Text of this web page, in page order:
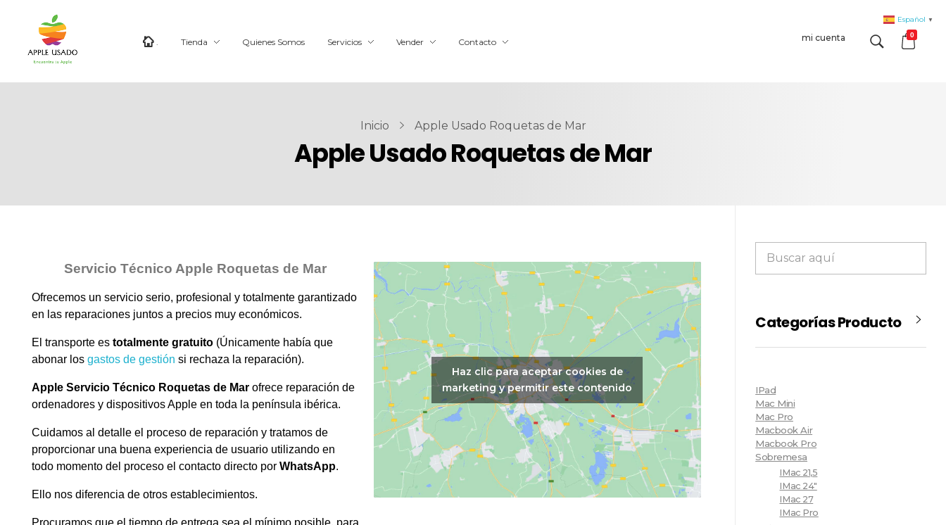
. Tienda Quienes Somos Servicios Vender Contacto mi cuenta 0
Inicio Apple Usado Roquetas de Mar
Apple Usado Roquetas de Mar
Servicio Técnico Apple Roquetas de Mar
Ofrecemos un servicio serio, profesional y totalmente garantizado
en las reparaciones juntos a precios muy económicos.
El transporte es totalmente gratuito (Únicamente había que
abonar los gastos de gestión si rechaza la reparación).
Apple Servicio Técnico Roquetas de Mar ofrece reparación de
ordenadores y dispositivos Apple en toda la península ibérica.
Cuidamos al detalle el proceso de reparación y tratamos de
proporcionar una buena experiencia de usuario utilizando en
todo momento del proceso el contacto directo por WhatsApp.
Ello nos diferencia de otros establecimientos.
Procuramos que el tiempo de entrega sea el mínimo posible, para
Haz clic para aceptar cookies de
marketing y permitir este contenido
Categorías Producto
IPad
Mac Mini
Mac Pro
Macbook Air
Macbook Pro
Sobremesa
IMac 21,5
IMac 24"
IMac 27
IMac Pro
Español ▼